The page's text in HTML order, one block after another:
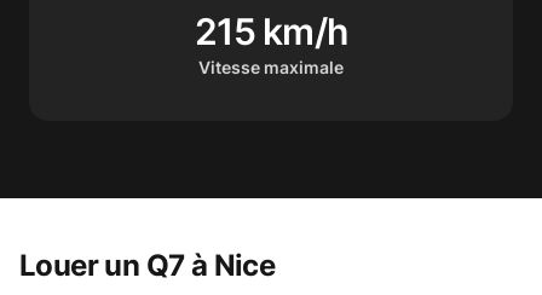
Vitesse maximale
215 km/h
Louer un Q7 à Nice